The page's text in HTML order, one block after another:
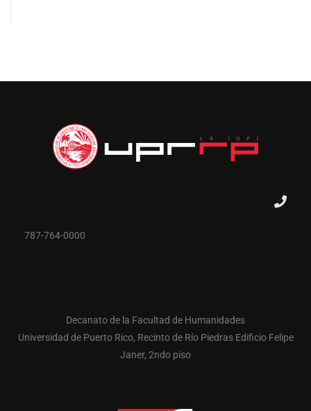
787-764-0000
Decanato de la Facultad de Humanidades
Universidad de Puerto Rico, Recinto de Río Piedras Edificio Felipe
Janer, 2ndo piso